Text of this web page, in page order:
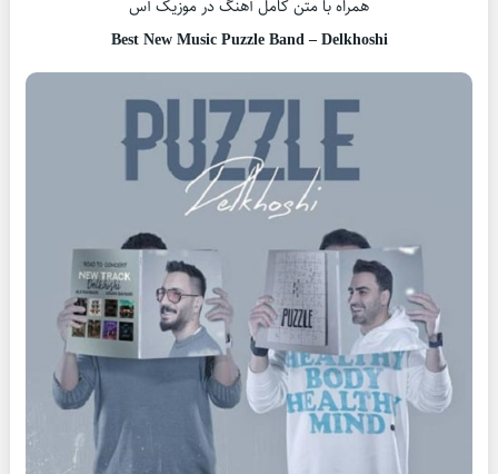
همراه با متن کامل آهنگ در موزیک آس
Best New Music Puzzle Band – Delkhoshi